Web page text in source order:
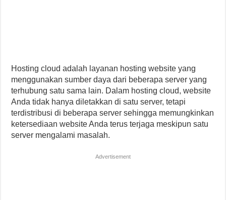
Hosting cloud adalah layanan hosting website yang
menggunakan sumber daya dari beberapa server yang
terhubung satu sama lain. Dalam hosting cloud, website
Anda tidak hanya diletakkan di satu server, tetapi
terdistribusi di beberapa server sehingga memungkinkan
ketersediaan website Anda terus terjaga meskipun satu
server mengalami masalah.
Advertisement